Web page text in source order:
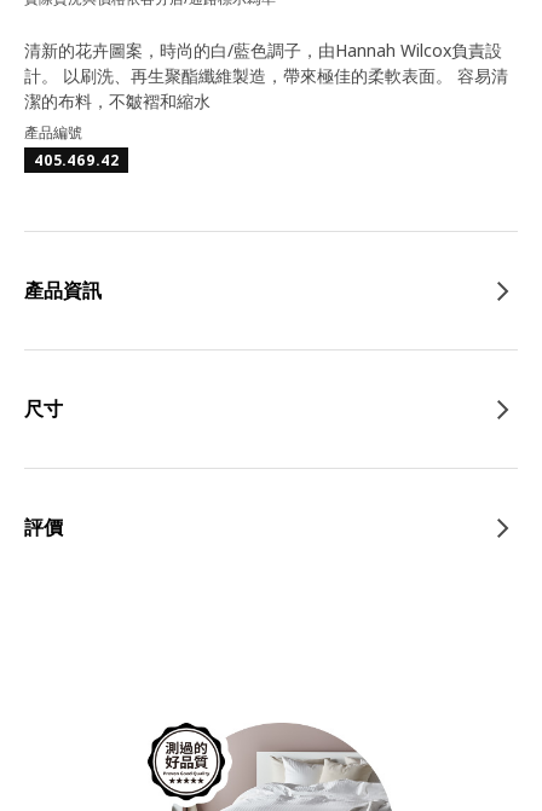
清新的花卉圖案，時尚的白/藍色調子，由Hannah Wilcox負責設
計。 以刷洗、再生聚酯纖維製造，帶來極佳的柔軟表面。 容易清
潔的布料，不皺褶和縮水
產品編號
405.469.42
產品資訊
尺寸
評價